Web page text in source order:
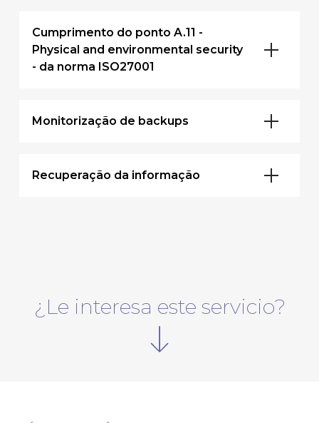
Cumprimento do ponto A.11 -
Physical and environmental security
- da norma ISO27001
Monitorização de backups
Recuperação da informação
¿Le interesa este servicio?